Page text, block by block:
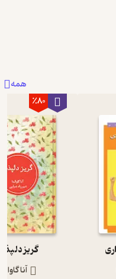
همه
٪80
گریز
آنا